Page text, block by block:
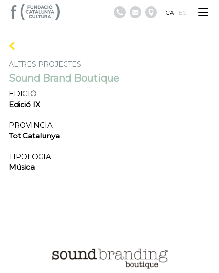
CA ES
ALTRES PROJECTES
Sound Brand Boutique
EDICIÓ
Edició IX
PROVINCIA
Tot Catalunya
TIPOLOGIA
Música